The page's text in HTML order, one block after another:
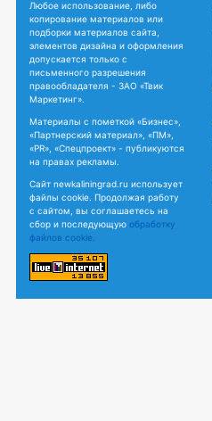
Любое использование, либо
копирование материалов или
подборки материалов сайта,
элементов дизайна и оформления
допускается только с
письменного разрешения
правообладателя - ЗАО «Твик
Маркетинг».
Материалы с пометкой «Бизнес»,
«Партнерский материал», «ПМ»,
«PR», «Спецпроект» - публикуются
на правах рекламы.
Сайт newkaliningrad.ru использует
файлы cookie. Продолжая работу
с сайтом, вы соглашаетесь на
сбор и последующую обработку
файлов cookie.